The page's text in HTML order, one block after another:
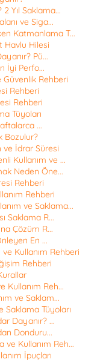
Yıl Saklama...
ve Siga...
Katmanlama T...
Havlu Hilesi
Pü...
İyi Perfo...
Rehberi
Rehberi
Rehberi
Tüyoları
...
Bozulur?
ve İdrar Süresi
Kullanım ve ...
Neden Öne...
Rehberi
Rehberi
ve Saklama...
Saklama R...
Çözüm R...
En ...
Kullanım Rehberi
Rehberi
Kullanım Reh...
ve Saklam...
Tüyoları
Dayanır? ...
Donduru...
Kullanım Reh...
İpuçları